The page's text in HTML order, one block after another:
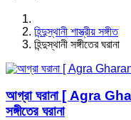
হিন্দুস্থানী শাস্ত্রীয় সঙ্গীত
হিন্দুস্থানী সঙ্গীতের ঘরানা
আগ্রা ঘরানা [ Agra
সঙ্গীতের ঘরানা